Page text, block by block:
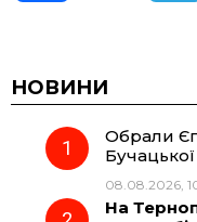
c
e
НОВИНИ
Обрали
08.08.2026,
На